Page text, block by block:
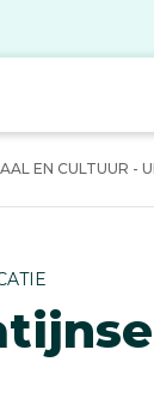
EN CULTUUR -